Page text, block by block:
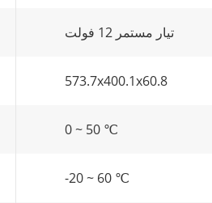
تيار مستمر 12 فولت
573.7x400.1x60.8
0 ~ 50 ℃
-20 ~ 60 ℃